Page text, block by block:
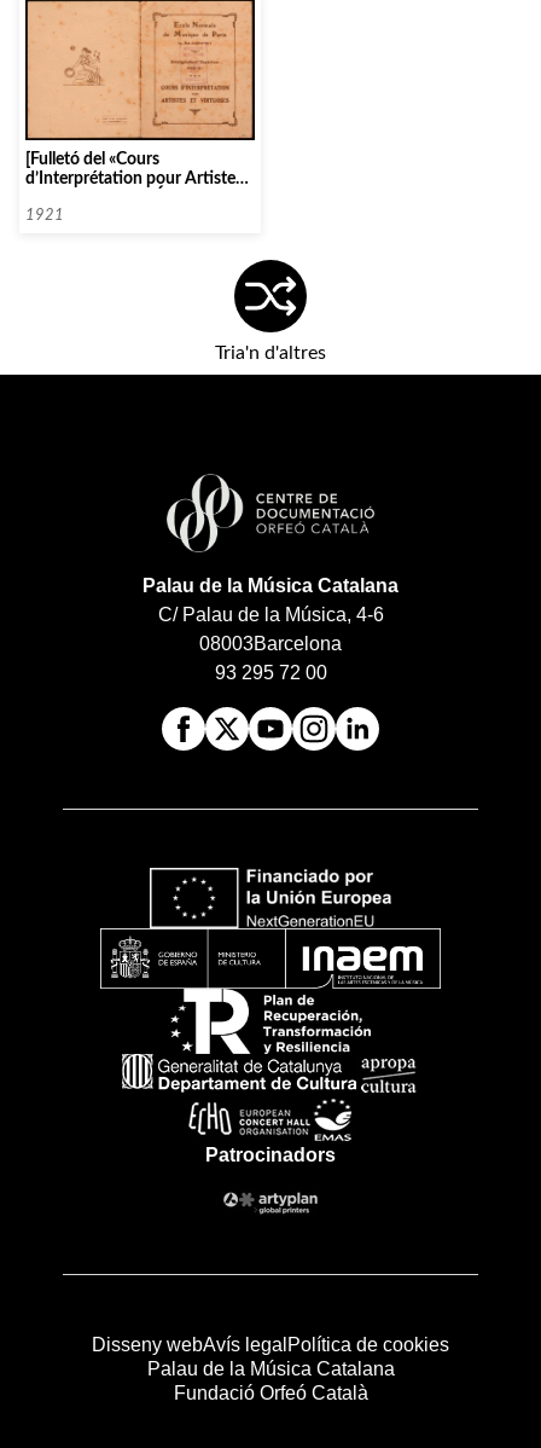
[Fulletó del «Cours
d’Interprétation pour Artistes
Normale de Musique de Paris.
1921
Tria'n d'altres
Palau de la Música Catalana
C/ Palau de la Música, 4-6
08003Barcelona
93 295 72 00
Patrocinadors
Disseny webAvís legal Política de cookies
Palau de la Música Catalana
Fundació Orfeó Català